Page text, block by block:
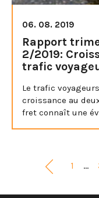
06. 08. 2019
Rapport
2/2019:
trafic
Le trafic
croissance au
fret connaît une
1 …